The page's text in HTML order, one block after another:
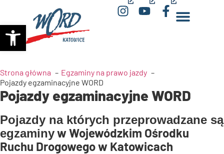
Otwórz pasek narzędzi
(opens(opens(opens
Strona główna
Egzaminy na prawo jazdy
Pojazdy egzaminacyjne WORD
Pojazdy egzaminacyjne WORD
Pojazdy na których przeprowadzane są
egzaminyw Wojewódzkim Ośrodku
Ruchu Drogowego w Katowicach